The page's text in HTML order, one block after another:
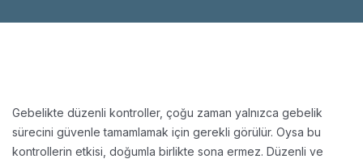
Gebelikte düzenli kontroller, çoğu zaman yalnızca gebelik
sürecini güvenle tamamlamak için gerekli görülür. Oysa bu
kontrollerin etkisi, doğumla birlikte sona ermez. Düzenli ve